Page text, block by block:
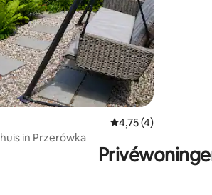
Gemiddelde
4,75 (4)
in Przerówka